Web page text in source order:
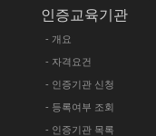
인증교육기관
- 개요
- 자격요건
- 인증기관 신청
- 등록여부 조회
- 인증기관 목록